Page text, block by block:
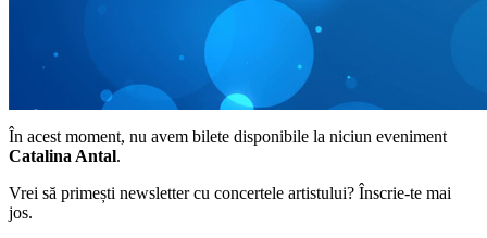
În acest moment, nu avem bilete disponibile la niciun eveniment
Catalina Antal.
Vrei să primești newsletter cu concertele artistului? Înscrie-te mai
jos.